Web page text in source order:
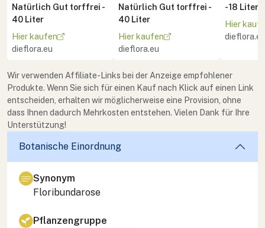
Natürlich Gut torffrei -
40 Liter
Hier kaufen
dieflora.eu
Natürlich Gut torffrei -
40 Liter
Hier kaufen
dieflora.eu
- 18 Liter
Hier
dieflora.eu
Wir verwenden Affiliate-Links bei der Anzeige empfohlener
Produkte. Wenn Sie sich für einen Kauf nach Klick auf einen Link
entscheiden, erhalten wir möglicherweise eine Provision, ohne
dass Ihnen dadurch Mehrkosten entstehen. Vielen Dank für Ihre
Unterstützung!
Botanische Einordnung
Synonym
Floribundarose
Pflanzengruppe